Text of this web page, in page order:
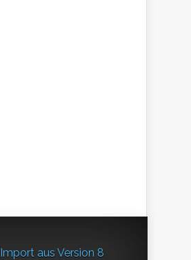
Import aus Version 8